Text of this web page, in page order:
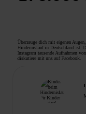
Überzeuge dich mit eigenen
Hindernislauf in Deutschland ist.
Instagram tausende Aufnahmen
diskutiere mit uns auf Facebook.